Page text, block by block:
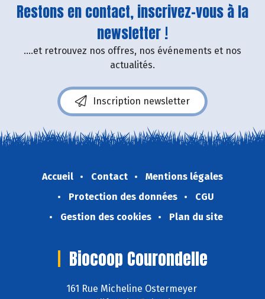
Restons en contact, inscrivez-vous à la
newsletter !
....et retrouvez nos offres, nos événements et nos
actualités.
Inscription newsletter
Accueil Contact
Mentions légales
Protection des données
CGU
Gestion des cookies
Plan du site
Biocoop Courondelle
161 Rue Micheline Ostermeyer